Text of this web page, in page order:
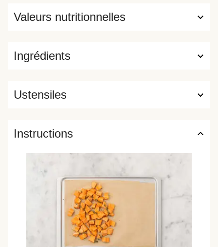
Ingrédients
Valeurs nutritionnelles
Ustensiles
Instructions